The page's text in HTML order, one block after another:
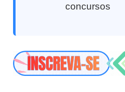
concursos